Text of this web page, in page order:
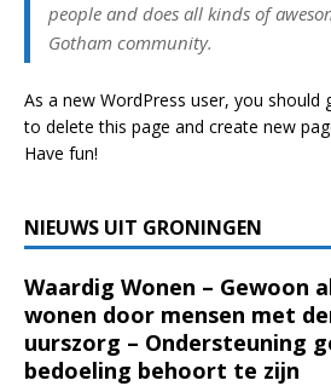
people and does all kinds of
Gotham community.
As a new WordPress user, you
to delete this page and create new
Have fun!
NIEUWS UIT GRONINGEN
Waardig Wonen – Gewoon
wonen door mensen met
uurszorg – Ondersteuning
bedoeling behoort te zijn